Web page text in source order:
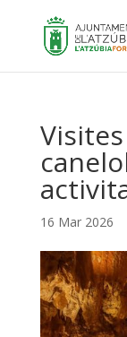
16 Mar 2026